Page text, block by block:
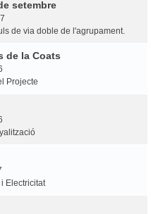
setembre
de via doble de l'agrupament.
de la Coats
Projecte
Electricitat